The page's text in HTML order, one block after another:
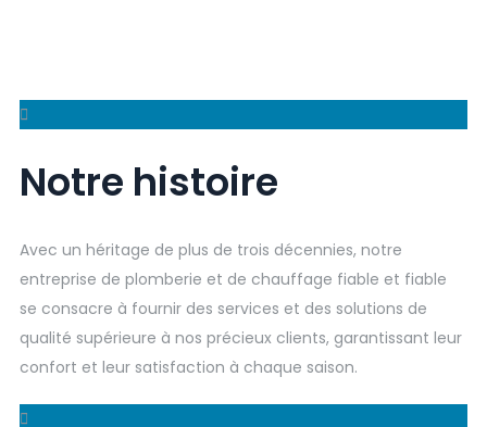
Notre histoire
Avec un héritage de plus de trois décennies, notre
entreprise de plomberie et de chauffage fiable et fiable
se consacre à fournir des services et des solutions de
qualité supérieure à nos précieux clients, garantissant leur
confort et leur satisfaction à chaque saison.